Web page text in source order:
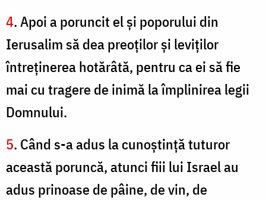
4. Apoi a poruncit el şi poporului din
Ierusalim să dea preoţilor şi leviţilor
întreţinerea hotărâtă, pentru ca ei să fie
mai cu tragere de inimă la împlinirea legii
Domnului.
5. Când s-a adus la cunoştinţă tuturor
această poruncă, atunci fiii lui Israel au
adus prinoase de pâine, de vin, de